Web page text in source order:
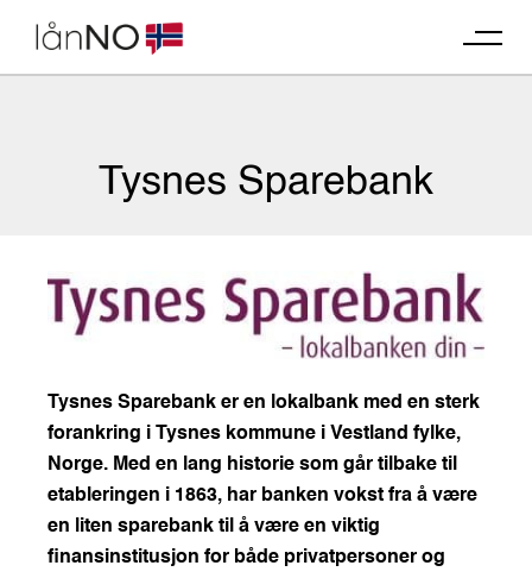
content
Tysnes Sparebank
Tysnes Sparebank er en lokalbank med en sterk
forankring i Tysnes kommune i Vestland fylke,
Norge. Med en lang historie som går tilbake til
etableringen i 1863, har banken vokst fra å være
en liten sparebank til å være en viktig
finansinstitusjon for både privatpersoner og